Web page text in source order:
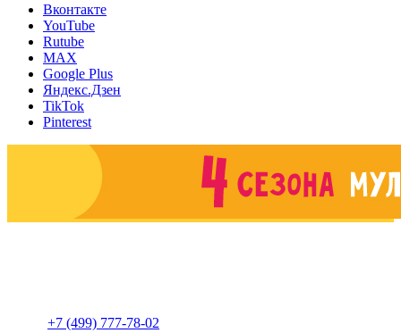
Вконтакте
YouTube
Rutube
MAX
Google Plus
Яндекс.Дзен
TikTok
Pinterest
+7 (499) 777-78-02